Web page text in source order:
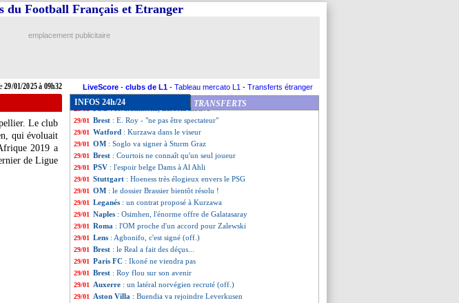
29/01/2025 à 09h32
du Football Français et Etranger
emplacement publicitaire
LiveScore - clubs de L1 - Tableau mercato L1 - Transferts étranger
Le club
qui évoluait
2019 a
de Ligue
INFOS 24h/24 TRANSFERTS
29/01 Lazio: deux clubs sur Tchaouna
29/01 Dortmund: pas de départ pour Adeyemi ?
29/01 Lens
29/01 Lyon: Mikautadze recale la Roma
29/01 Lyon: Sage viré, Rothen approuve
: Kvaratskhelia, Barcola motivé
29/01 Brest : E. Roy - "ne pas être spectateur"
29/01 Watford : Kurzawa dans le viseur
29/01 OM : Soglo va signer à Sturm Graz
29/01 Brest : Courtois ne connaît qu'un seul joueur
29/01 PSV : l'espoir belge Dams à Al Ahli
29/01 Stuttgart : Hoeness très élogieux envers le PSG
29/01 OM : le dossier Brassier bientôt résolu !
29/01 Leganés : un contrat proposé à Kurzawa
29/01 Naples : Osimhen, l'énorme offre de Galatasaray
29/01 Roma : l'OM proche d'un accord pour Zalewski
29/01 Lens : Agbonifo, c'est signé (off.)
29/01 Brest : le Real a fait des déçus...
29/01 Paris FC : Ikoné ne viendra pas
29/01 Brest : Roy flou sur son avenir
29/01 Auxerre : un latéral norvégien recruté (off.)
29/01 Aston Villa : Buendia va rejoindre Leverkusen